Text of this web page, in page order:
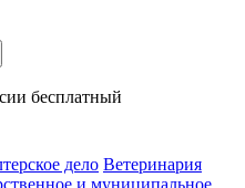
бесплатный
дело Ветеринария
и муниципальное